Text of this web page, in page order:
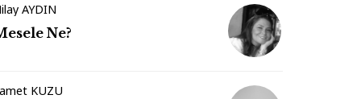
AYDIN
Ne?
KUZU